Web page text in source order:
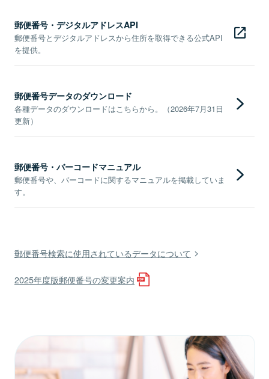
郵便番号・デジタルアドレスAPI
郵便番号とデジタルアドレスから住所を取得できる公式API
を提供。
郵便番号データのダウンロード
各種データのダウンロードはこちらから。（2026年7月31日
更新）
郵便番号・バーコードマニュアル
郵便番号や、バーコードに関するマニュアルを掲載していま
す。
郵便番号検索に使用されているデータについて
2025年度版郵便番号の変更案内